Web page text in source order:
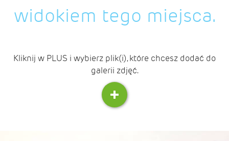
widokiem tego miejsca.
Kliknij w PLUS i wybierz plik(i), które chcesz dodać do
galerii zdjęć.